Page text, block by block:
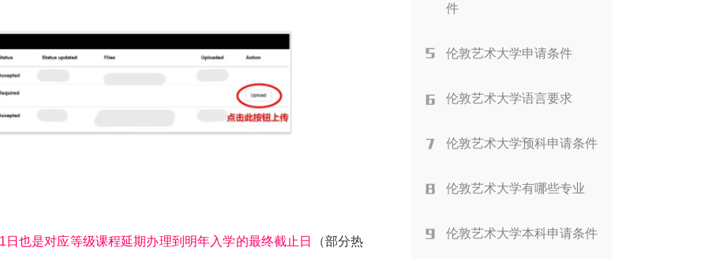
日也是对应等级课程延期办理到明年入学的最终截止日
（部分热
件
伦敦艺术大学申请条件
伦敦艺术大学语言要求
伦敦艺术大学预科申请条件
伦敦艺术大学有哪些专业
伦敦艺术大学本科申请条件